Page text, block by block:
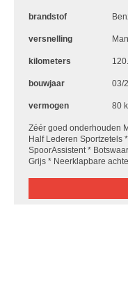
brandstof
versnelling
kilometers
bouwjaar 03/
vermogen 80
Zéér goed onderhouden
Half Lederen Sportzetels
SpoorAssistent *
Grijs * Neerklapbare